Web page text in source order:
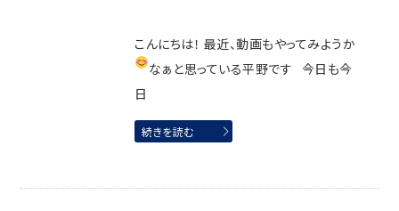
こんにちは！ 最近、動画もやってみようか
なぁと思っている平野です 今日も今
日
続きを読む